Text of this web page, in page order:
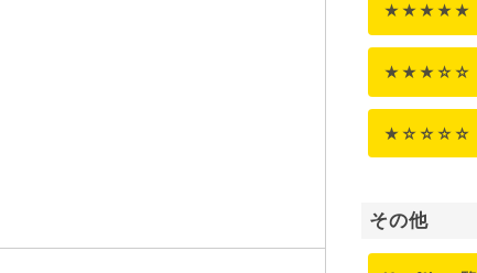
★★★★★
★★★☆☆
★☆☆☆☆
その他